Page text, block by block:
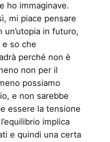
ho immaginave.
mi piace pensare
in futuro,
e so che
perché non è
non per il
possiamo
e non sarebbe
essere la tensione
implica
e quindi una certa